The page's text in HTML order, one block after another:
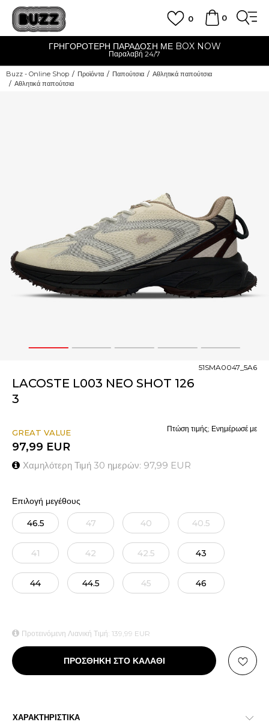
0
0
ΓΡΗΓΟΡΟΤΕΡΗ ΠΑΡΑΔΟΣΗ ΜΕ BOX NOW
Παραλαβή 24/7
Buzz - Online Shop Προϊόντα Παπούτσια
Αθλητικά παπούτσια
Αθλητικά παπούτσια
1 2 3 4 5
LACOSTE L003 NEO SHOT 126
3
51SMA0047_5A6
GREAT VALUE
97,99 EUR
Χαμηλότερη Τιμή 30 ημερών: 97,99 EUR
Πτώση τιμής; Ενημέρωσέ με
Επιλογή μεγέθους
46.5 47 40 40.5
41 42 42.5 43
44 44.5 45 46
Προτεινόμενη Λιανική Τιμή: 139,99 EUR
ΠΡΟΣΘΗΚΗ ΣΤΟ ΚΑΛΑΘΙ
ΧΑΡΑΚΤΗΡΙΣΤΙΚΑ